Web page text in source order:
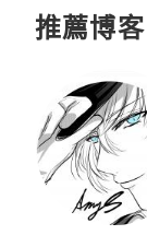
推薦博客